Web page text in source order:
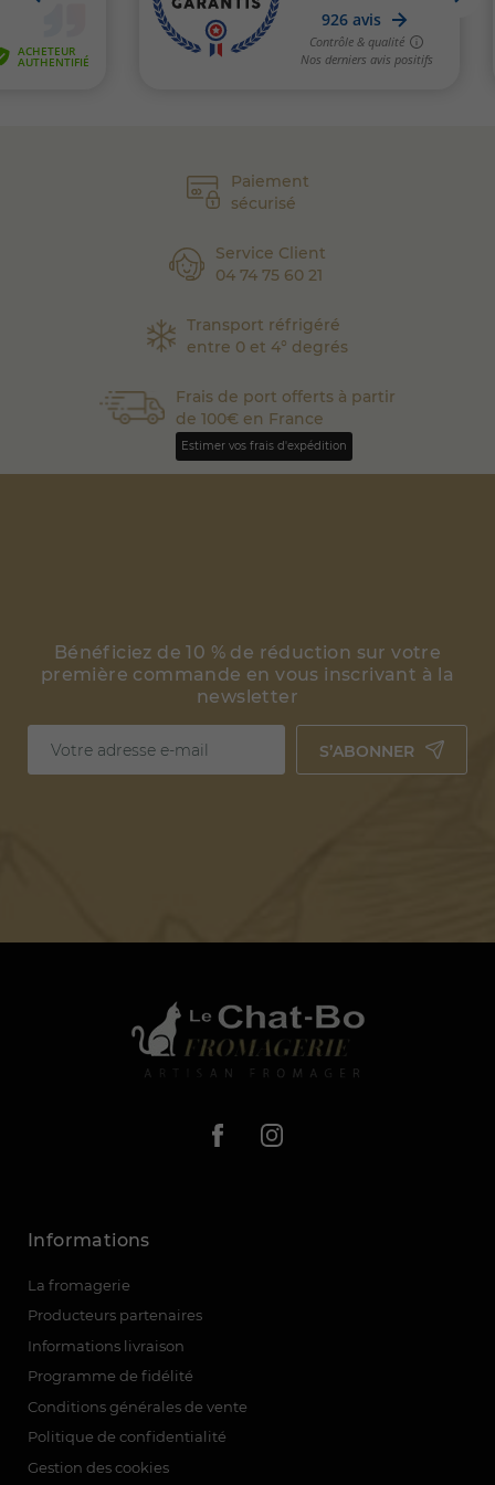
Paiement
sécurisé
Service Client
04 74 75 60 21
Transport réfrigéré
entre 0 et 4° degrés
Frais de port offerts à partir
de 100€ en France
Estimer vos frais d'expédition
Bénéficiez de 10 % de réduction sur votre
première commande en vous inscrivant à la
newsletter
S’ABONNER
Informations
La fromagerie
Producteurs partenaires
Informations livraison
Programme de fidélité
Conditions générales de vente
Politique de confidentialité
Gestion des cookies